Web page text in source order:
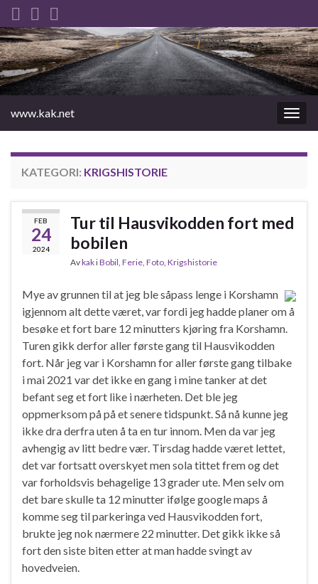
Slåu
av/på
www.kak.net
KATEGORI: KRIGSHISTORIE
FEB
24
2024
Tur til Hausvikodden fort med
bobilen
AvkakiBobil Ferie Foto Krigshistorie
Mye av grunnen til at jeg ble såpass lenge i Korshamn
igjennom alt dette været, var fordi jeg hadde planer om å
besøke et fort bare 12 minutters kjøring fra Korshamn.
Turen gikk derfor aller første gang til Hausvikodden
fort. Når jeg var i Korshamn for aller første gang tilbake
i mai 2021 var det ikke en gang i mine tanker at det
befant seg et fort like i nærheten. Det ble jeg
oppmerksom på på et senere tidspunkt. Så nå kunne jeg
ikke dra derfra uten å ta en tur innom. Men da var jeg
avhengig av litt bedre vær. Tirsdag hadde været lettet,
det var fortsatt overskyet men sola tittet frem og det
var forholdsvis behagelige 13 grader ute. Men selv om
det bare skulle ta 12 minutter ifølge google maps å
komme seg til parkeringa ved Hausvikodden fort,
brukte jeg nok nærmere 22 minutter. Det gikk ikke så
fort den siste biten etter at man hadde svingt av
hovedveien.